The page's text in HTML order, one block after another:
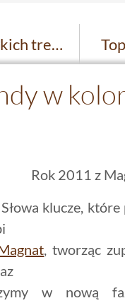
Gwiazdy w magnackich trendach
w
Rok 2011 z
klucze,
, tworząc
w nową